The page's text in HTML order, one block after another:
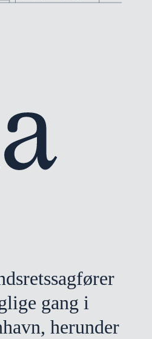
gang i
herunder